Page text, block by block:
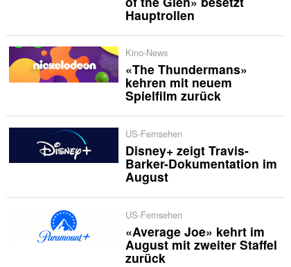
Hauptrollen
Kino-News
«The Thundermans»
kehren mit neuem
Spielfilm zurück
US-Fernsehen
Disney+ zeigt Travis-
Barker-Dokumentation im
August
US-Fernsehen
«Average Joe» kehrt im
August mit zweiter Staffel
zurück